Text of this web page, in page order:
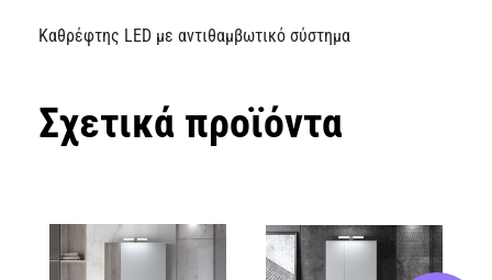
Καθρέφτης LED με αντιθαμβωτικό σύστημα
Σχετικά προϊόντα